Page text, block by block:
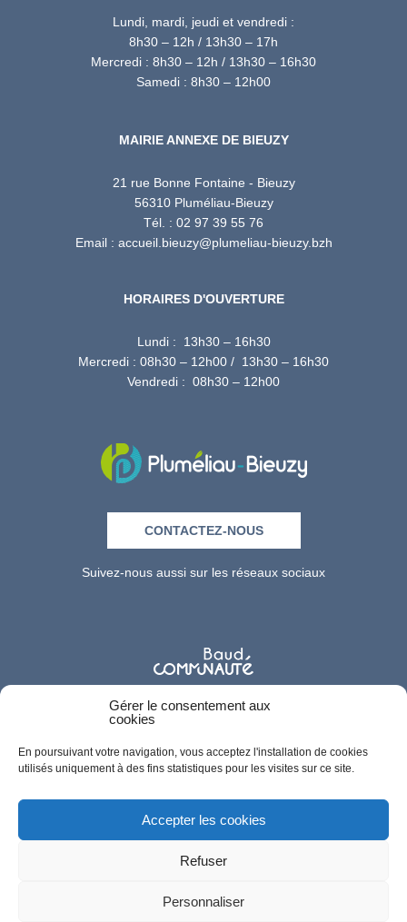
Gérer le consentement aux
cookies
En poursuivant votre navigation, vous acceptez l'installation de cookies
utilisés uniquement à des fins statistiques pour les visites sur ce site.
Accepter les cookies
Refuser
Personnaliser
Lundi, mardi, jeudi et vendredi :
8h30 – 12h / 13h30 – 17h
Mercredi : 8h30 – 12h / 13h30 – 16h30
Samedi : 8h30 – 12h00
MAIRIE ANNEXE DE BIEUZY
21 rue Bonne Fontaine - Bieuzy
56310 Pluméliau-Bieuzy
Tél. : 02 97 39 55 76
Email : accueil.bieuzy@plumeliau-bieuzy.bzh
HORAIRES D'OUVERTURE
Lundi : 13h30 – 16h30
Mercredi : 08h30 – 12h00 / 13h30 – 16h30
Vendredi : 08h30 – 12h00
CONTACTEZ-NOUS
Suivez-nous aussi sur les réseaux sociaux